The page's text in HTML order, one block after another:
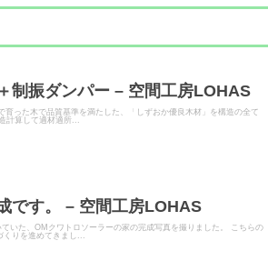
制振ダンパー – 空間工房LOHAS
った木で品質基準を満たした、「しずおか優良木材」を構造の全て
計算して適材適所...
です。 – 空間工房LOHAS
いた、OMクワトロソーラーの家の完成写真を撮りました。 こちらの
くりを進めてきまし...